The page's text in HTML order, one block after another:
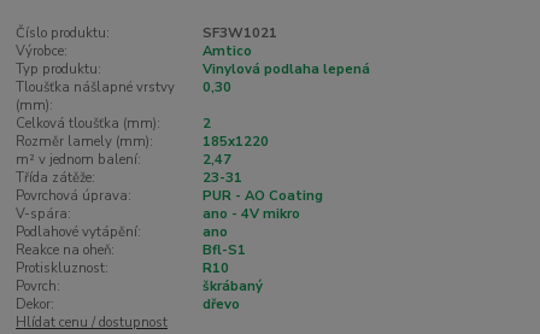
Číslo produktu:
SF3W1021
Výrobce:
Amtico
Typ produktu:
Vinylová podlaha lepená
Tloušťka nášlapné vrstvy
(mm):
0,30
Celková tloušťka (mm):
2
Rozměr lamely (mm):
185x1220
m² v jednom balení:
2,47
Třída zátěže:
23-31
Povrchová úprava:
PUR - AO Coating
V-spára:
ano - 4V mikro
Podlahové vytápění:
ano
Reakce na oheň:
Bfl-S1
Protiskluznost:
R10
Povrch:
škrábaný
Dekor:
dřevo
Hlídat cenu / dostupnost